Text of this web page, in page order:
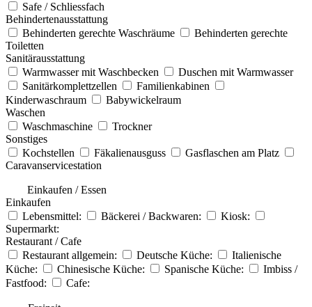
Safe / Schliessfach
Behindertenausstattung
Behinderten gerechte Waschräume
Behinderten gerechte
Toiletten
Sanitärausstattung
Warmwasser mit Waschbecken
Duschen mit Warmwasser
Sanitärkomplettzellen
Familienkabinen
Kinderwaschraum
Babywickelraum
Waschen
Waschmaschine
Trockner
Sonstiges
Kochstellen
Fäkalienausguss
Gasflaschen am Platz
Caravanservicestation
Einkaufen / Essen
Einkaufen
Lebensmittel:
Bäckerei / Backwaren:
Kiosk:
Supermarkt:
Restaurant / Cafe
Restaurant allgemein:
Deutsche Küche:
Italienische
Küche:
Chinesische Küche: Spanische Küche:
Imbiss /
Fastfood:
Cafe: